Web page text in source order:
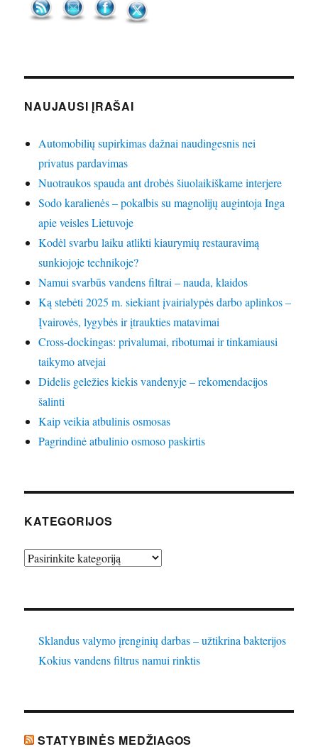
NAUJAUSI ĮRAŠAI
Automobilių supirkimas dažnai naudingesnis nei
privatus pardavimas
Nuotraukos spauda ant drobės šiuolaikiškame interjere
Sodo karalienės – pokalbis su magnolijų augintoja Inga
apie veisles Lietuvoje
Kodėl svarbu laiku atlikti kiaurymių restauravimą
sunkiojoje technikoje?
Namui svarbūs vandens filtrai – nauda, klaidos
Ką stebėti 2025 m. siekiant įvairialypės darbo aplinkos –
Įvairovės, lygybės ir įtraukties matavimai
Cross-dockingas: privalumai, ribotumai ir tinkamiausi
taikymo atvejai
Didelis geležies kiekis vandenyje – rekomendacijos
šalinti
Kaip veikia atbulinis osmosas
Pagrindinė atbulinio osmoso paskirtis
KATEGORIJOS
Kategorijos
Sklandus valymo įrenginių darbas – užtikrina bakterijos
Kokius vandens filtrus namui rinktis
STATYBINĖS MEDŽIAGOS